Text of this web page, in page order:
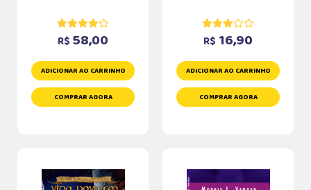
R$ 58,00
ADICIONAR AO CARRINHO
COMPRAR AGORA
R$ 16,90
ADICIONAR AO CARRINHO
COMPRAR AGORA